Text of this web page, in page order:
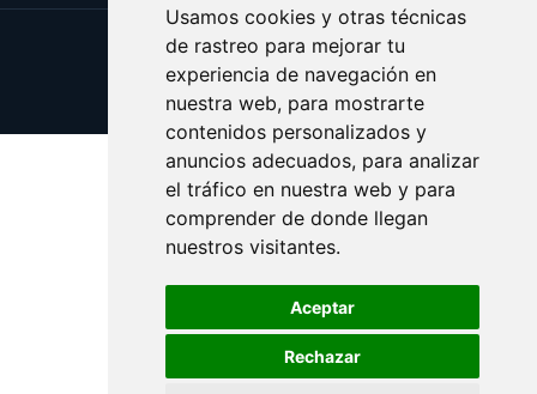
Usamos cookies y otras técnicas
de rastreo para mejorar tu
experiencia de navegación en
nuestra web, para mostrarte
contenidos personalizados y
anuncios adecuados, para analizar
el tráfico en nuestra web y para
comprender de donde llegan
nuestros visitantes.
Aceptar
Rechazar
Update cookies preferences
Copyright © 2025 debil.es